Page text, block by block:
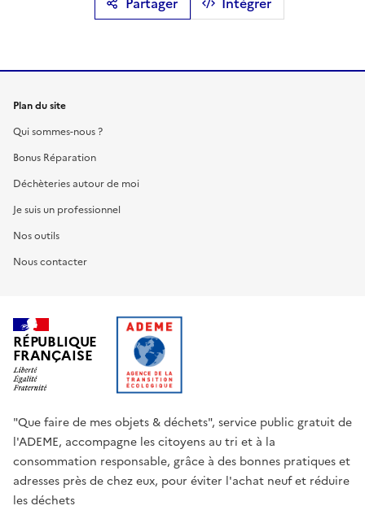
Plan du site
Qui sommes-nous ?
Bonus Réparation
Déchèteries autour de moi
Je suis un professionnel
Nos outils
Nous contacter
RÉPUBLIQUE
FRANÇAISE
"Que faire de mes objets & déchets", service public gratuit de
l'ADEME, accompagne les citoyens au tri et à la
consommation responsable, grâce à des bonnes pratiques et
adresses près de chez eux, pour éviter l'achat neuf et réduire
les déchets